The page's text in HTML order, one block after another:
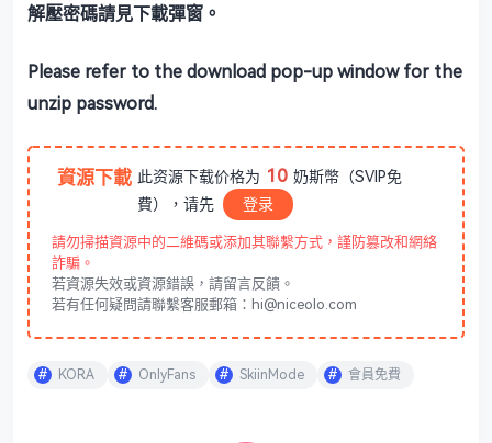
解壓密碼請見下載彈窗。
Please refer to the download pop-up window for the
unzip password.
資源下載 此资源下载价格为 10 奶斯幣（SVIP免
費），请先
登录
請勿掃描資源中的二維碼或添加其聯繫方式，謹防篡改和網絡
詐騙。
若資源失效或資源錯誤，請留言反饋。
若有任何疑問請聯繫客服郵箱：hi@niceolo.com
KORA OnlyFans SkiinMode 會員免費